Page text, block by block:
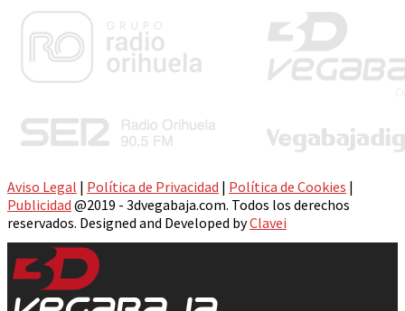
Aviso Legal | Política de Privacidad | Política de Cookies |
Publicidad @2019 - 3dvegabaja.com. Todos los derechos
reservados. Designed and Developed byClavei